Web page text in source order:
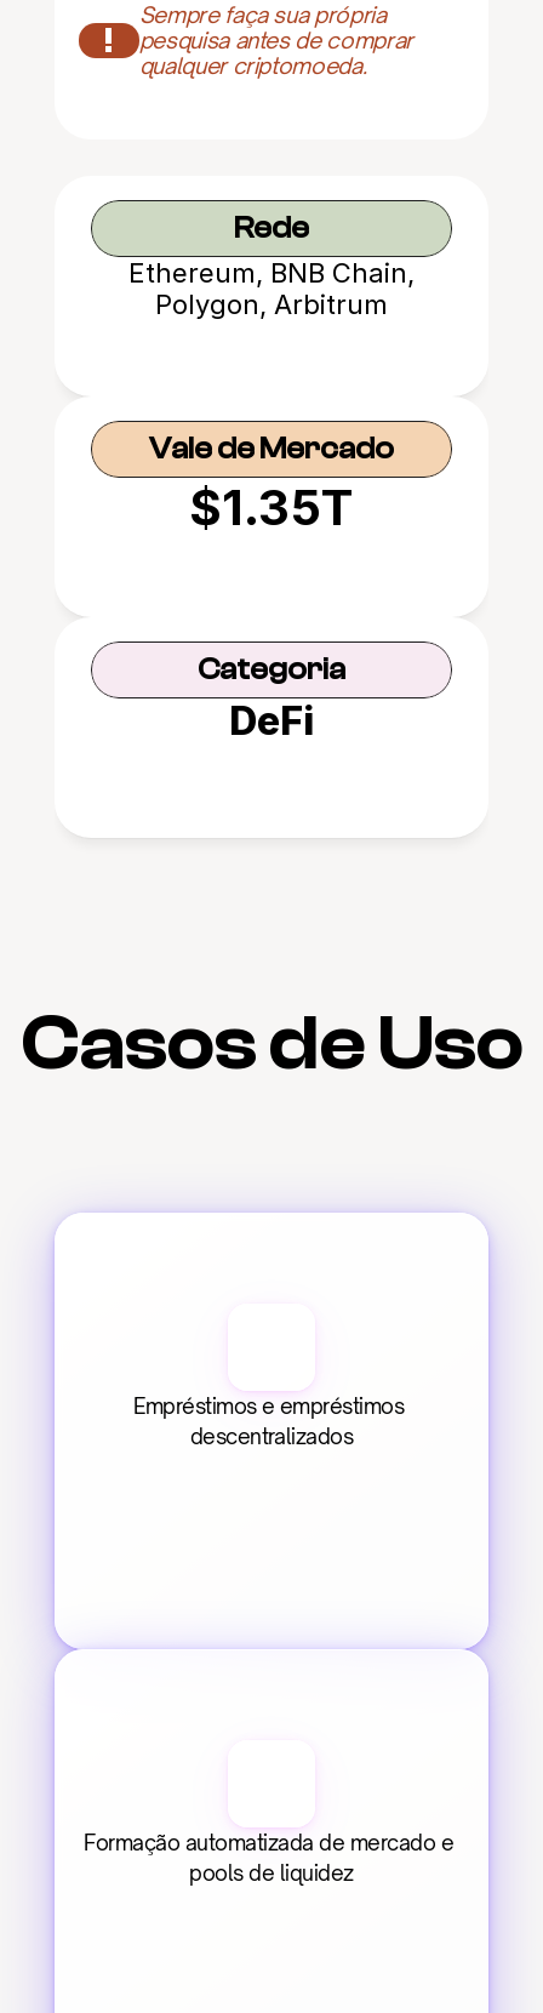
!
Sempre faça sua própria
pesquisa antes de comprar
qualquer criptomoeda.
Rede
Ethereum, BNB Chain,
Polygon, Arbitrum
Vale de Mercado
$1.35T
Categoria
DeFi
Casos de Uso
Empréstimos e empréstimos
descentralizados
Formação automatizada de mercado e
pools de liquidez